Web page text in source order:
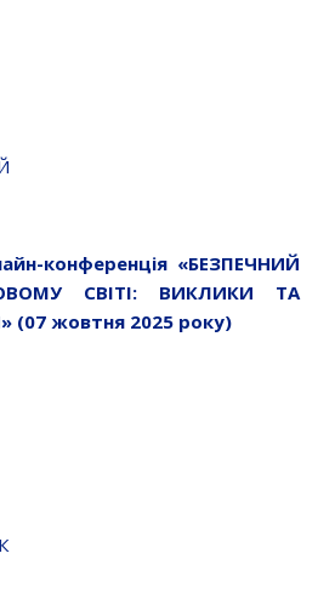
конференція «БЕЗПЕЧНИЙ
СВІТІ: ВИКЛИКИ ТА
(07 жовтня 2025 року)